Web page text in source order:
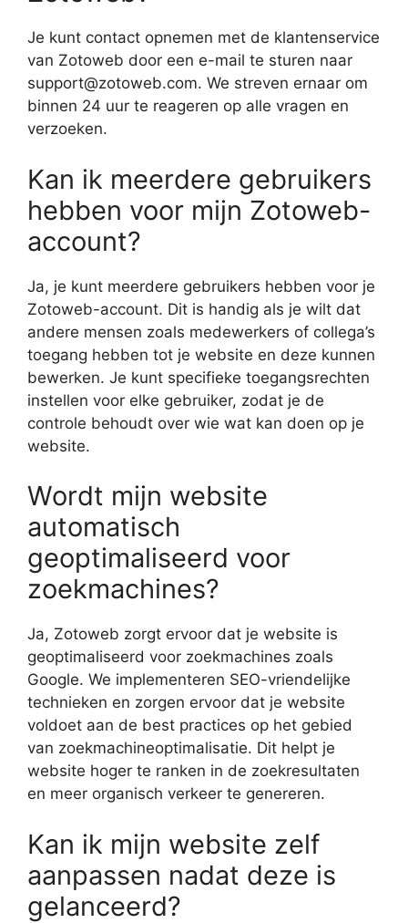
Je kunt contact opnemen met de klantenservice
van Zotoweb door een e-mail te sturen naar
support@zotoweb.com. We streven ernaar om
binnen 24 uur te reageren op alle vragen en
verzoeken.
Kan ik meerdere gebruikers
hebben voor mijn Zotoweb-
account?
Ja, je kunt meerdere gebruikers hebben voor je
Zotoweb-account. Dit is handig als je wilt dat
andere mensen zoals medewerkers of collega’s
toegang hebben tot je website en deze kunnen
bewerken. Je kunt specifieke toegangsrechten
instellen voor elke gebruiker, zodat je de
controle behoudt over wie wat kan doen op je
website.
Wordt mijn website
automatisch
geoptimaliseerd voor
zoekmachines?
Ja, Zotoweb zorgt ervoor dat je website is
geoptimaliseerd voor zoekmachines zoals
Google. We implementeren SEO-vriendelijke
technieken en zorgen ervoor dat je website
voldoet aan de best practices op het gebied
van zoekmachineoptimalisatie. Dit helpt je
website hoger te ranken in de zoekresultaten
en meer organisch verkeer te genereren.
Kan ik mijn website zelf
aanpassen nadat deze is
gelanceerd?